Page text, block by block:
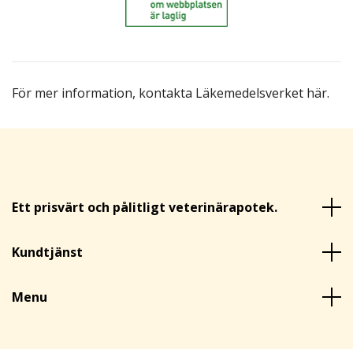
För mer information, kontakta Läkemedelsverket här.
Ett prisvärt och pålitligt veterinärapotek.
Kundtjänst
Menu